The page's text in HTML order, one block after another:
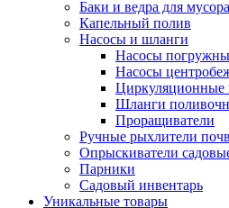
Баки и ведра для мусора
Капельный полив
Насосы и шланги
Насосы
Насосы
Циркуляционные
Шланги
Проращиватели
Ручные рыхлители
Опрыскиватели
Парники
Садовый инвентарь
Уникальные товары